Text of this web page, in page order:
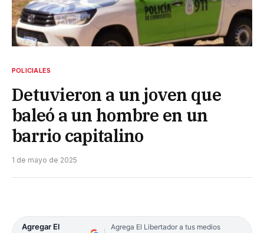
POLICIALES
Detuvieron a un joven que
baleó a un hombre en un
barrio capitalino
1 de mayo de 2025
Agregar El
Agrega El Libertador a tus medios